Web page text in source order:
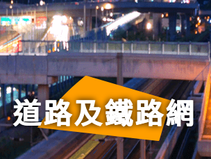
道路及鐵路網